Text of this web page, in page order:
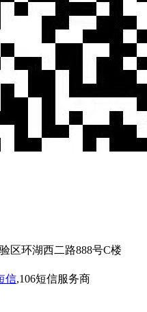
区环湖西二路888号C楼
信,106短信服务商